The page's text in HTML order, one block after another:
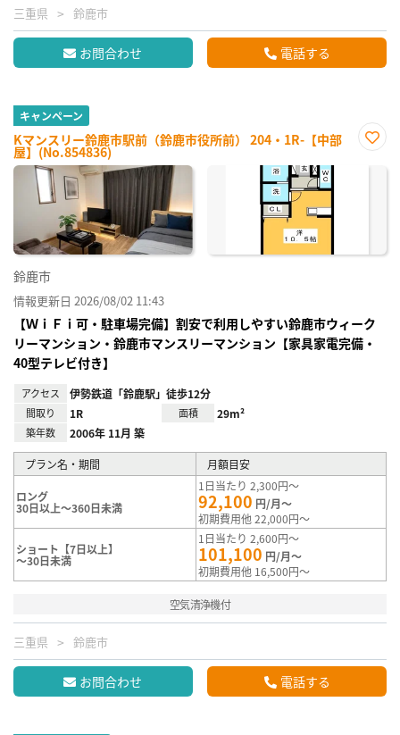
三重県 鈴鹿市
お問合わせ 電話する
キャンペーン
Kマンスリー鈴鹿市駅前（鈴鹿市役所前） 204・1R-【中部
屋】(No.854836)
に入
鈴鹿市
情報更新日 2026/08/02 11:43
【ＷｉＦｉ可・駐車場完備】割安で利用しやすい鈴鹿市ウィーク
リーマンション・鈴鹿市マンスリーマンション【家具家電完備・
40型テレビ付き】
アクセス 伊勢鉄道「鈴鹿駅」徒歩12分
間取り 1R 面積 29m²
築年数 2006年 11月 築
プラン名・期間 月額目安
ロング
30日以上～360日未満
1日当たり 2,300円～
92,100 円/月～
初期費用他 22,000円～
ショート【7日以上】
～30日未満
1日当たり 2,600円～
101,100 円/月～
初期費用他 16,500円～
空気清浄機付
三重県 鈴鹿市
お問合わせ 電話する